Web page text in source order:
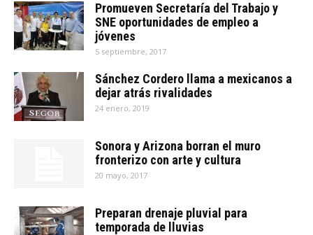
Promueven Secretaría del Trabajo y
SNE oportunidades de empleo a
jóvenes
5 septiembre, 2017
Sánchez Cordero llama a mexicanos a
dejar atrás rivalidades
24 enero, 2019
Sonora y Arizona borran el muro
fronterizo con arte y cultura
20 mayo, 2017
Preparan drenaje pluvial para
temporada de lluvias